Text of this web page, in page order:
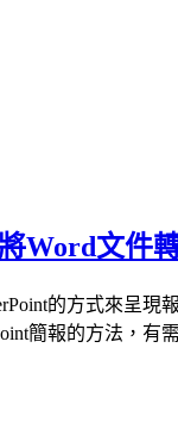
Word文件
的方式來呈
簡報的方法，有